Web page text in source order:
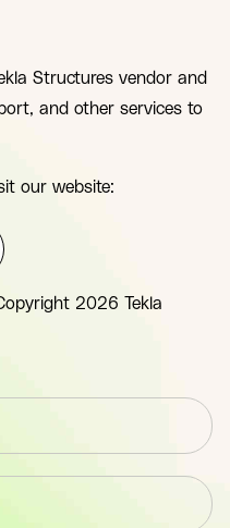
Structures vendor and
and other services to
our website:
2026 Tekla